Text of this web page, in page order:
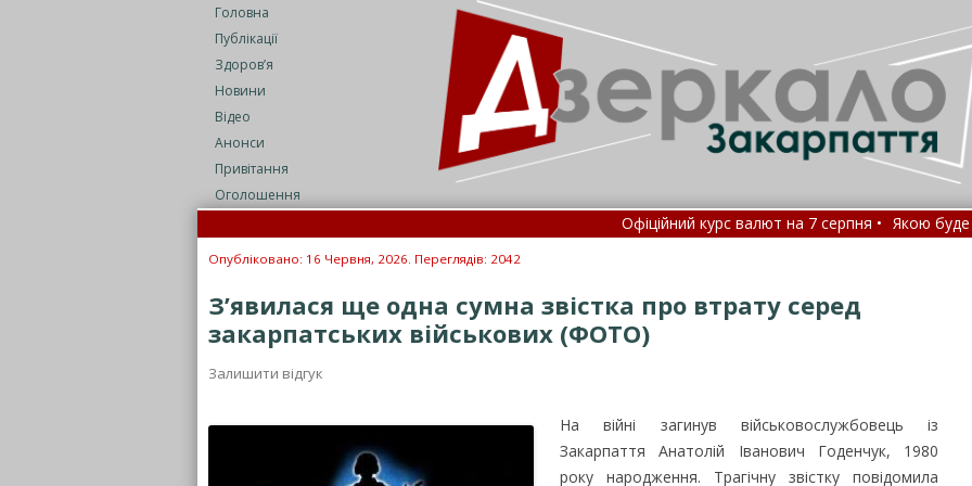
Головна
Публікації
Здоров’я
Новини
Відео
Анонси
Привітання
Оголошення
Офіційний курс валют на 7 серпня • Якою буде погода
Замість спеки йде стихія: що зміниться вже
Опубліковано: 16 Червня, 2026. Переглядів: 2042
З’явилася ще одна сумна звістка про втрату серед
закарпатських військових (ФОТО)
Залишити відгук
На війні загинув військовослужбовець із
Закарпаття Анатолій Іванович Годенчук, 1980
року народження. Трагічну звістку повідомила